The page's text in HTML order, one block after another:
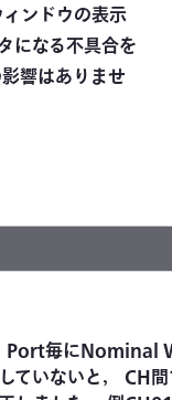
ンドウの表示
になる不具合を
響はありませ
Port毎に
ていないと， CH